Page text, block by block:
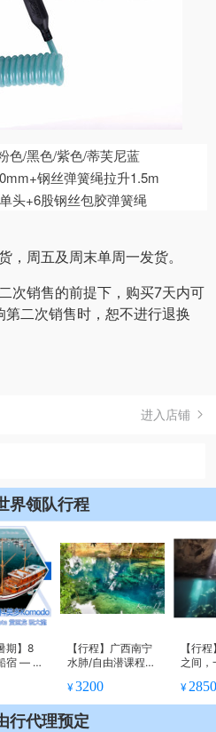
色/黑色/紫色/蒂芙尼蓝
钢丝弹簧绳拉升1.5m
头+6股钢丝包胶弹簧绳
，周五及周末单周一发货。
次销售的前提下，购买7天内可
二次销售时，恕不进行退换
进入店铺
界领队行程
期】8
宿 — 玩
红沙
【行程】广西南宁
水肺/自由潜课程，
¥3200
【行
之间，
样水下
¥
行代理预定